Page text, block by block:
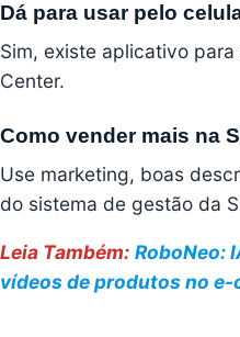
Dá para usar pelo
Sim, existe aplicativo
Center.
Como vender mais na
Use marketing, boas
do sistema de gestão da
Leia Também: RoboNeo:
vídeos de produtos no e-